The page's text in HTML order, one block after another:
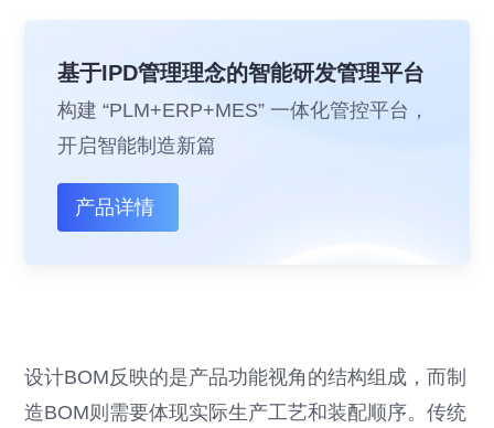
基于IPD管理理念的智能研发管理平台
构建 “PLM+ERP+MES” 一体化管控平台，
开启智能制造新篇
产品详情
设计BOM反映的是产品功能视角的结构组成，而制
造BOM则需要体现实际生产工艺和装配顺序。传统